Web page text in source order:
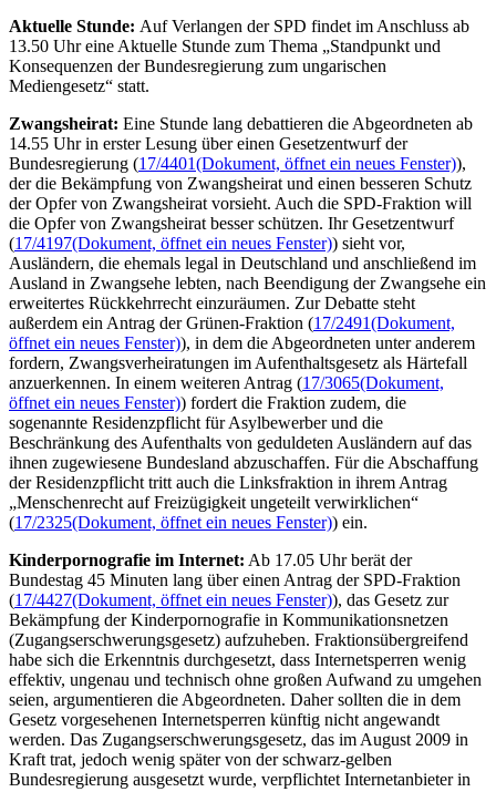
Aktuelle Stunde: Auf Verlangen der SPD findet im Anschluss ab
13.50 Uhr eine Aktuelle Stunde zum Thema „Standpunkt und
Konsequenzen der Bundesregierung zum ungarischen
Mediengesetz“ statt.
Zwangsheirat: Eine Stunde lang debattieren die Abgeordneten ab
14.55 Uhr in erster Lesung über einen Gesetzentwurf der
Bundesregierung (17/4401(Dokument, öffnet ein neues Fenster)),
der die Bekämpfung von Zwangsheirat und einen besseren Schutz
der Opfer von Zwangsheirat vorsieht. Auch die SPD-Fraktion will
die Opfer von Zwangsheirat besser schützen. Ihr Gesetzentwurf
(17/4197(Dokument, öffnet ein neues Fenster)) sieht vor,
Ausländern, die ehemals legal in Deutschland und anschließend im
Ausland in Zwangsehe lebten, nach Beendigung der Zwangsehe ein
erweitertes Rückkehrrecht einzuräumen. Zur Debatte steht
außerdem ein Antrag der Grünen-Fraktion (17/2491(Dokument,
öffnet ein neues Fenster)), in dem die Abgeordneten unter anderem
fordern, Zwangsverheiratungen im Aufenthaltsgesetz als Härtefall
anzuerkennen. In einem weiteren Antrag (17/3065(Dokument,
öffnet ein neues Fenster)) fordert die Fraktion zudem, die
sogenannte Residenzpflicht für Asylbewerber und die
Beschränkung des Aufenthalts von geduldeten Ausländern auf das
ihnen zugewiesene Bundesland abzuschaffen. Für die Abschaffung
der Residenzpflicht tritt auch die Linksfraktion in ihrem Antrag
„Menschenrecht auf Freizügigkeit ungeteilt verwirklichen“
(17/2325(Dokument, öffnet ein neues Fenster)) ein.
Kinderpornografie im Internet: Ab 17.05 Uhr berät der
Bundestag 45 Minuten lang über einen Antrag der SPD-Fraktion
(17/4427(Dokument, öffnet ein neues Fenster)), das Gesetz zur
Bekämpfung der Kinderpornografie in Kommunikationsnetzen
(Zugangserschwerungsgesetz) aufzuheben. Fraktionsübergreifend
habe sich die Erkenntnis durchgesetzt, dass Internetsperren wenig
effektiv, ungenau und technisch ohne großen Aufwand zu umgehen
seien, argumentieren die Abgeordneten. Daher sollten die in dem
Gesetz vorgesehenen Internetsperren künftig nicht angewandt
werden. Das Zugangserschwerungsgesetz, das im August 2009 in
Kraft trat, jedoch wenig später von der schwarz-gelben
Bundesregierung ausgesetzt wurde, verpflichtet Internetanbieter in